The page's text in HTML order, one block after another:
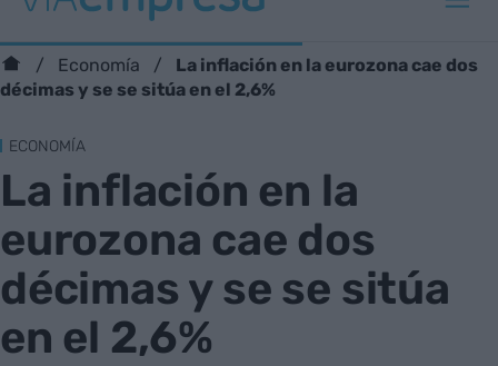
Economía
La inflación en la eurozona cae dos
décimas y se se sitúa en el 2,6%
ECONOMÍA
La inflación en la
eurozona cae dos
décimas y se se sitúa
en el 2,6%